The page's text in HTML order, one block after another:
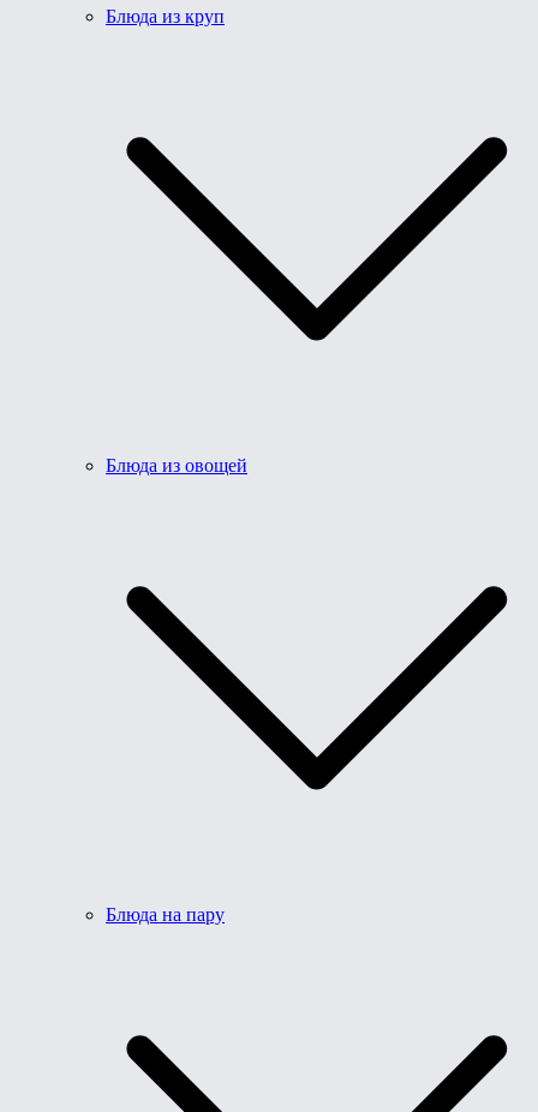
Блюда из круп
Блюда из овощей
Блюда на пару